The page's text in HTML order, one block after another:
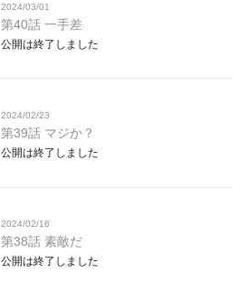
2024/03/01
第40話 一手差
公開は終了しました
2024/02/23
第39話 マジか？
公開は終了しました
2024/02/16
第38話 素敵だ
公開は終了しました